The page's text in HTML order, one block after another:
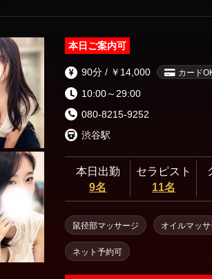
本日ご案内可
90分 / ￥14,000 カード
10:00～29:00
080-8215-9252
渋谷駅
本日出勤
9名
セラピスト
11名
鼠径部マッサージ オイルマッサ
ネット予約可